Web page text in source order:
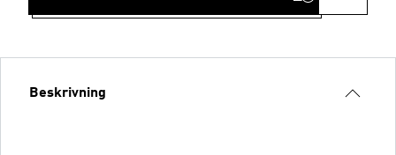
Beskrivning